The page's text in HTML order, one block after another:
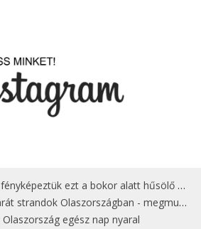
ezt a bokor alatt hűsölő cicát Kisorosziban
Olaszországban - megmutatjuk a 15 legjobbat
egész nap nyaral